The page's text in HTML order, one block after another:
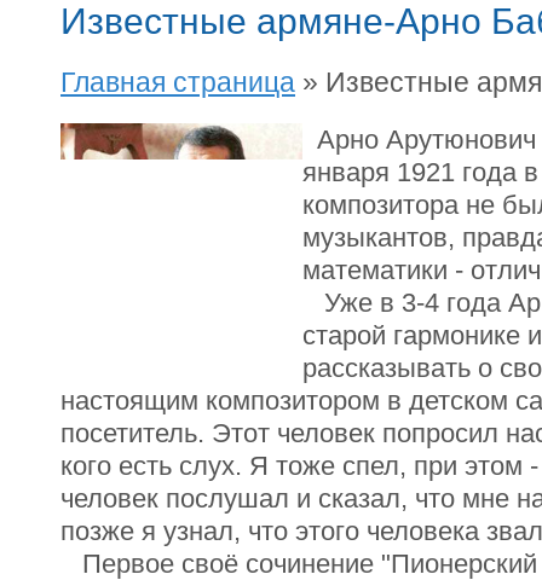
Известные армяне-Арно
Главная страница » Известные
Арно
января 1921 года
композитора не
музыкантов,
математики -
Уже в 3-4 года
старой гармонике
рассказывать о
настоящим композитором в детском
посетитель. Этот человек попросил
кого есть слух. Я тоже спел, при этом
человек послушал и сказал, что мне
позже я узнал, что этого человека
Первое своё сочинение